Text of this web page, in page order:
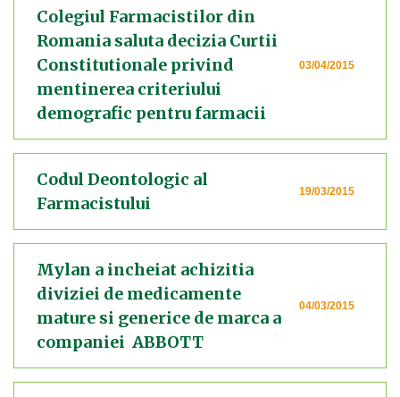
Colegiul Farmacistilor din
Romania saluta decizia Curtii
Constitutionale privind
mentinerea criteriului
demografic pentru farmacii
03/04/2015
Codul Deontologic al
Farmacistului
19/03/2015
Mylan a incheiat achizitia
diviziei de medicamente
mature si generice de marca a
companiei ABBOTT
04/03/2015